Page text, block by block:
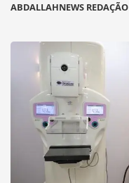
ABDALLAHNEWS REDAÇÃO